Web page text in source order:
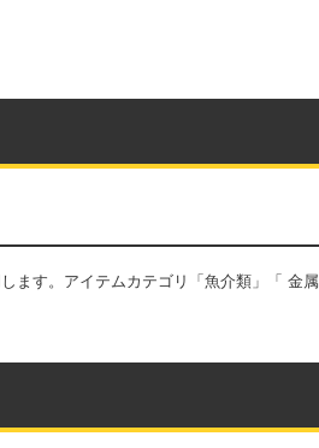
ます。アイテムカテゴリ「魚介類」「 金